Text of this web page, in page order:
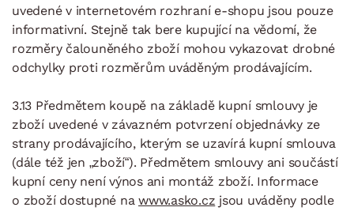
uvedené v internetovém rozhraní e-shopu jsou pouze
informativní. Stejně tak bere kupující na vědomí, že
rozměry čalouněného zboží mohou vykazovat drobné
odchylky proti rozměrům uváděným prodávajícím.
3.13 Předmětem koupě na základě kupní smlouvy je
zboží uvedené v závazném potvrzení objednávky ze
strany prodávajícího, kterým se uzavírá kupní smlouva
(dále též jen „zboží“). Předmětem smlouvy ani součástí
kupní ceny není výnos ani montáž zboží. Informace
o zboží dostupné na www.asko.cz jsou uváděny podle